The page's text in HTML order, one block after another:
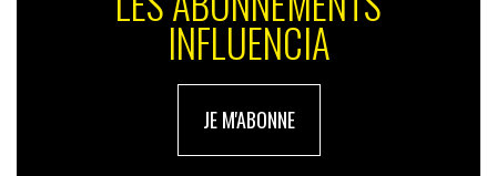
INFLUENCIA
JE M'ABONNE